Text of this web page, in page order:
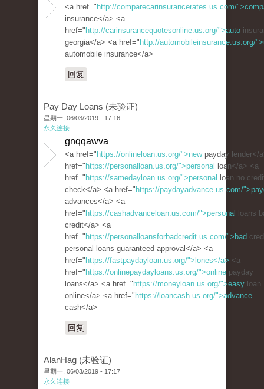
<a href=" http://comparecarinsurancerates.us.com/
insurance</a> <a
href=" http://carinsurancequotesonline.us.org/">auto
georgia</a> <a href=" http://automobileinsurance.us.org/
automobile insurance</a>
回复
Pay Day Loans (未验证)
星期一, 06/03/2019 - 17:16
永久连接
gnqqawva
<a href=" https://onlineloan.us.org/">newpayday lender</
href=" https://personalloan.us.org/">personal loan</a> <a
href=" https://samedayloan.us.org/">personal loan no
check</a> <a href=" https://paydayadvance.us.com/
advances</a> <a
href=" https://cashadvanceloan.us.com/">personal
loans
credit</a> <a
href=" https://personalloansforbadcredit.us.com/">bad
personal loans guaranteed approval</a> <a
href=" https://fastpaydayloan.us.org/">lones</a> <a
href=" https://onlinepaydayloans.us.org/">online payday
loans</a> <a href=" https://moneyloan.us.org/">easy loan
online</a> <a href=" https://loancash.us.org/">advance
cash</a>
回复
AlanHag (未验证)
星期一, 06/03/2019 - 17:17
永久连接